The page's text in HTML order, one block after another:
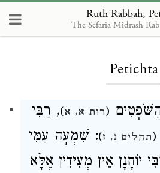
Ruth Rabbah,
The Sefaria Midrash
Ruth
Petichta
(רות א, א), רַבִּי
(תהלים נ, ז): שִׁמְעָה עַמִּי
אֵין מְעִידִין אֶלָּא